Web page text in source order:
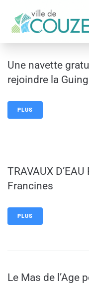
Une navette
rejoindre la
PLUS
TRAVAUX
Francines
PLUS
Le Mas de l’Age